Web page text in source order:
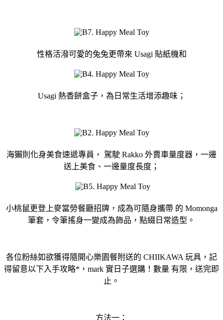
性格活潑可愛的兔兔更帶來 Usagi 貼紙機和
Usagi 熱香餅盒子，為日常生活增添趣味；
海獺則化身美食速遞專員， 駕駛 Rakko 外賣車量度器，一邊
送上美食、一邊量度長度；
小桃鼠更登上麥當勞餐廳招牌，成為可隨身攜帶 的 Momonga
筆套，令筆搖身一變成為飾品，點綴日常造型。
各位粉絲如欲獲得隨開心樂園餐附送的 CHIIKAWA 玩具，記
得留意以下入手攻略*，mark 實日子選購！數量 有限，送完即
止。
方法一：